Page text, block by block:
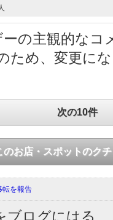
の主観的なコ
ため、変更に
次の10件
のお店・スポットのク
転を報告
ブログにはる